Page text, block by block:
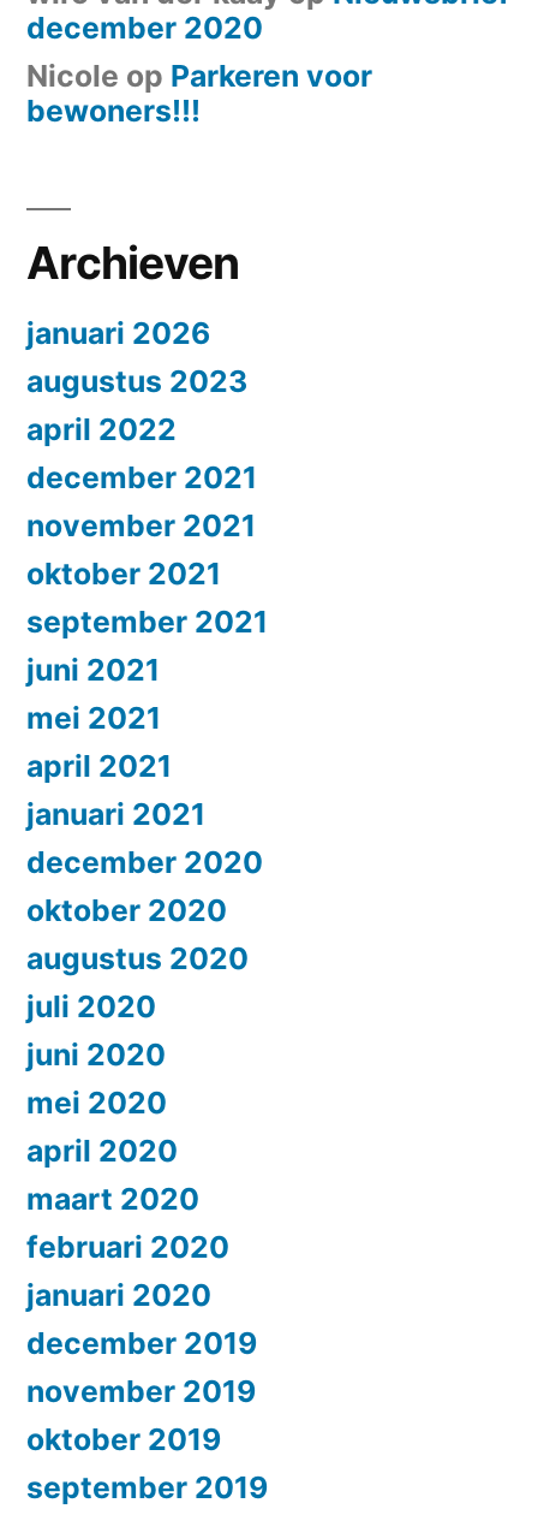
december 2020
Nicole op Parkeren voor
bewoners!!!
Archieven
januari 2026
augustus 2023
april 2022
december 2021
november 2021
oktober 2021
september 2021
juni 2021
mei 2021
april 2021
januari 2021
december 2020
oktober 2020
augustus 2020
juli 2020
juni 2020
mei 2020
april 2020
maart 2020
februari 2020
januari 2020
december 2019
november 2019
oktober 2019
september 2019